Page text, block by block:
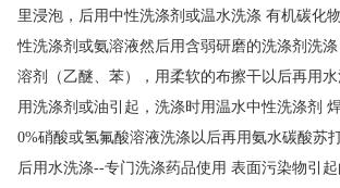
里浸泡，后用中性洗涤剂或温水洗涤 有机碳化
性洗涤剂或氨溶液然后用含弱研磨的洗涤剂洗
溶剂（乙醚、苯），用柔软的布擦干以后再用
用洗涤剂或油引起，洗涤时用温水中性洗涤剂
0%硝酸或氢氟酸溶液洗涤以后再用氨水碳酸苏
后用水洗涤--专门洗涤药品使用 表面污染物引